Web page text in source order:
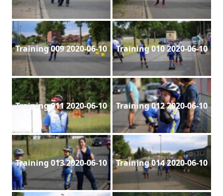
Training 009 2020-06-10 Training 010 2020-06-10
Training 011 2020-06-10 Training 012 2020-06-10
Training 013 2020-06-10 Training 014 2020-06-10